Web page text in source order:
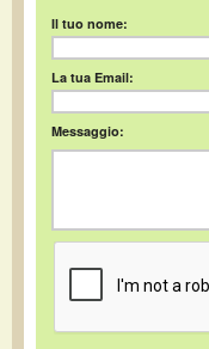
Il tuo nome:
La tua Email:
Messaggio: